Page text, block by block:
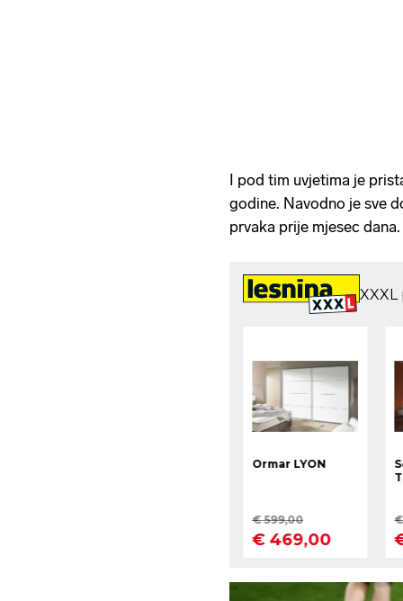
I pod tim uvjetima je
godine. Navodno je sve
prvaka prije mjesec dana.